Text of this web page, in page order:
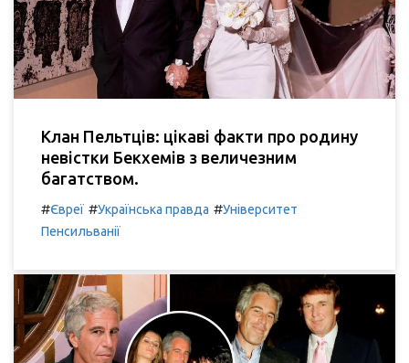
Клан Пельтців: цікаві факти про родину
невістки Бекхемів з величезним
багатством.
#Євреї #Українська правда #Університет
Пенсильванії